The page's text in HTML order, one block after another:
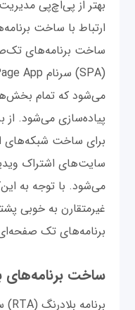
ارتباط با ساخت
ساخت برنامه‌های
می‌شود که تمام
پیاده‌سازی می‌شود. از
برای ساخت شبکه‌های
سایت‌های اشتراک
می‌شود. با توجه به
غیرمتقارن به خوبی
برنامه‌های تک صفحه‌ای
ساخت برنامه‌های